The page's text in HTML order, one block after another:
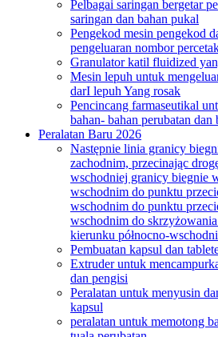
Pelbagai saringan bergetar
saringan dan bahan pukal
Pengekod mesin pengekod
pengeluaran nombor
Granulator katil fluidized
Mesin lepuh untuk
darI lepuh Yang rosak
Pencincang farmaseutikal
bahan- bahan perubatan dan
Peralatan Baru 2026
Następnie linia granicy
zachodnim, przecinając
wschodniej granicy biegnie
wschodnim do punktu
wschodnim do punktu
wschodnim do
kierunku północno-
Pembuatan kapsul dan
Extruder untuk
dan pengisi
Peralatan untuk menyusin
kapsul
peralatan untuk memotong